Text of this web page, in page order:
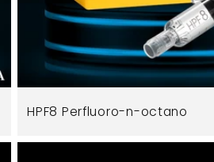
HPF8 Perfluoro-n-octano